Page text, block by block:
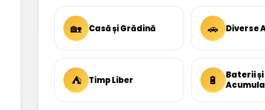
🏡 Casă și Grădină 🚗 Diverse
⛺ Timp Liber 🔋
Baterii și